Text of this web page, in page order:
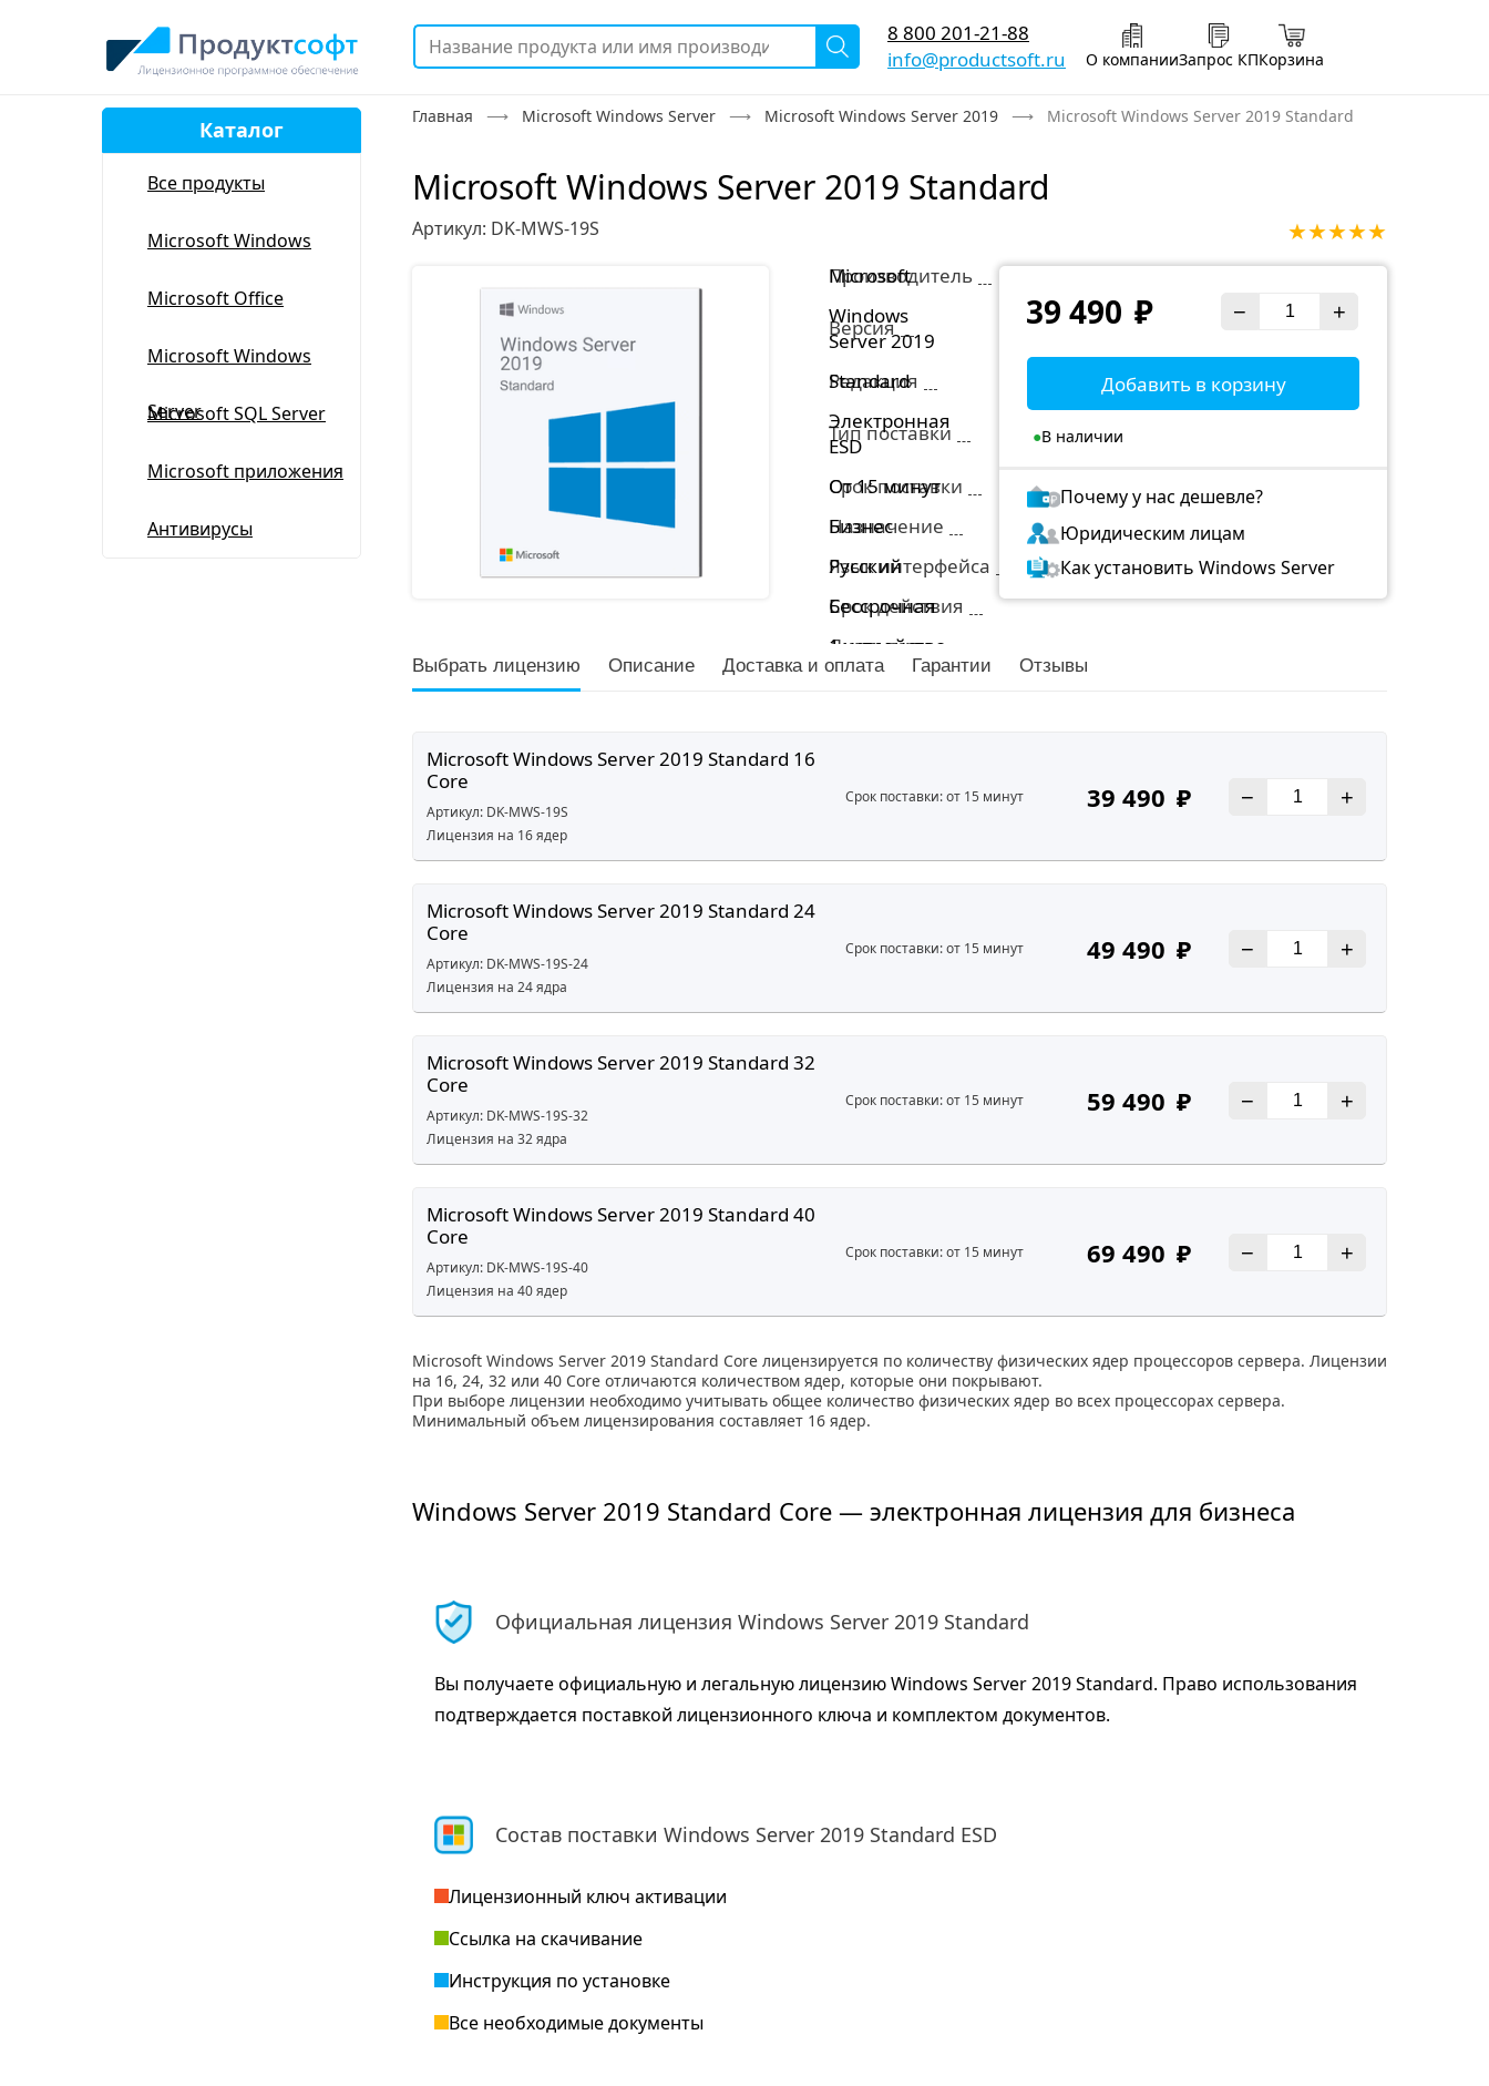
О компанииЗапрос КПКорзина
8 800 201-21-88
info@productsoft.ru
Каталог
Все продукты
Microsoft Windows
Microsoft Office
Microsoft Windows
Server
Microsoft SQL Server
Microsoft приложения
Антивирусы
Главная Microsoft Windows Server Microsoft Windows Server 2019 Microsoft Windows Server 2019 Standard
Microsoft Windows Server 2019 Standard
Артикул: DK-MWS-19S ★★★★★
Производитель
Microsoft
Версия
Windows
Server 2019
Редакция
Standard
Тип поставки
Электронная
ESD
Срок поставки
От 15 минут
Назначение
Бизнес
Язык интерфейса
Русский
Срок действия
Бессрочная
Лицензия
1 устройство
Цена:
39 490 ₽ − +
Добавить в корзину
Статус товара:
●В наличии
Почему у нас дешевле?
Юридическим лицам
Как установить Windows Server
Выбрать лицензию Описание Доставка и оплата Гарантии Отзывы
Microsoft Windows Server 2019 Standard 16
Core
Артикул: DK-MWS-19S
Лицензия на 16 ядер
Срок поставки: от 15 минут 39 490 ₽ − +
Microsoft Windows Server 2019 Standard 24
Core
Артикул: DK-MWS-19S-24
Лицензия на 24 ядра
Срок поставки: от 15 минут 49 490 ₽ − +
Microsoft Windows Server 2019 Standard 32
Core
Артикул: DK-MWS-19S-32
Лицензия на 32 ядра
Срок поставки: от 15 минут 59 490 ₽ − +
Microsoft Windows Server 2019 Standard 40
Core
Артикул: DK-MWS-19S-40
Лицензия на 40 ядер
Срок поставки: от 15 минут 69 490 ₽ − +
Microsoft Windows Server 2019 Standard Core лицензируется по количеству физических ядер процессоров сервера. Лицензии
на 16, 24, 32 или 40 Core отличаются количеством ядер, которые они покрывают.
При выборе лицензии необходимо учитывать общее количество физических ядер во всех процессорах сервера.
Минимальный объем лицензирования составляет 16 ядер.
Windows Server 2019 Standard Core — электронная лицензия для бизнеса
Официальная лицензия Windows Server 2019 Standard
Вы получаете официальную и легальную лицензию Windows Server 2019 Standard. Право использования
подтверждается поставкой лицензионного ключа и комплектом документов.
Состав поставки Windows Server 2019 Standard ESD
Лицензионный ключ активации
Ссылка на скачивание
Инструкция по установке
Все необходимые документы